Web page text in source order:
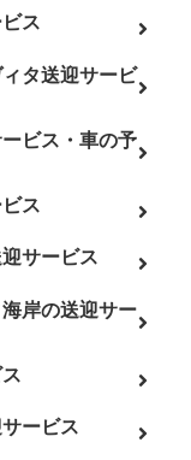
ス
タ送迎サービ
ビス・車の予
ス
サービス
岸の送迎サー
ービス